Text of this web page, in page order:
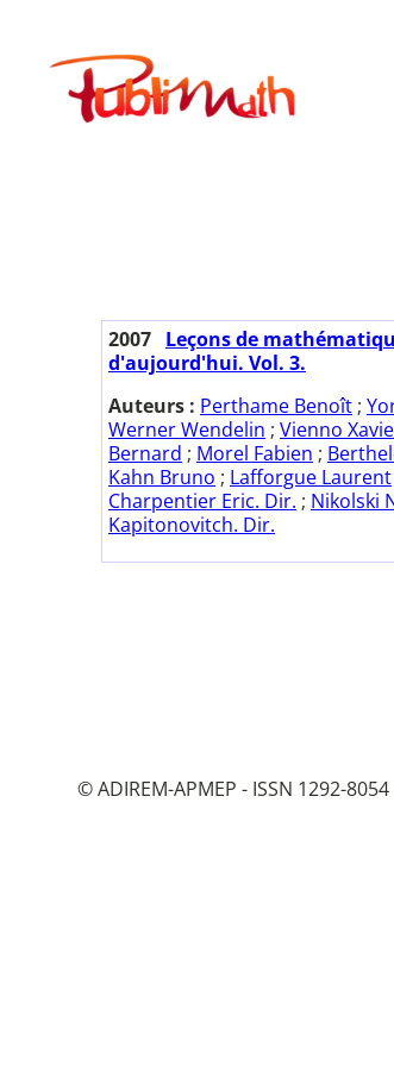
contenuPublimath
2007 Leçons de
d'aujourd'hui. Vol. 3.
Auteurs : Perthame Benoît ;
Werner Wendelin ; Vienno
Bernard ; Morel Fabien ;
Kahn Bruno ; Lafforgue Laurent
Charpentier Eric. Dir. ; Nikolski
Kapitonovitch. Dir.
© ADIREM-APMEP - ISSN 1292-8054